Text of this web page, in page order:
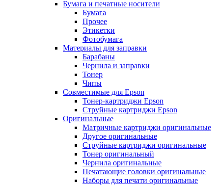
Бумага и печатные носители
Бумага
Прочее
Этикетки
Фотобумага
Материалы для заправки
Барабаны
Чернила и заправки
Тонер
Чипы
Совместимые для Epson
Тонер-картриджи Epson
Струйные картриджи Epson
Оригинальные
Матричные картриджи оригинальные
Другое оригинальные
Струйные картриджи оригинальные
Тонер оригинальный
Чернила оригинальные
Печатающие головки оригинальные
Наборы для печати оригинальные